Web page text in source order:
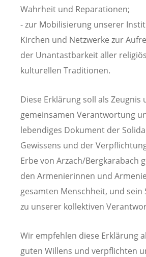
Wahrheit und Reparationen;
- zur Mobilisierung unserer
Kirchen und Netzwerke zur
der Unantastbarkeit aller
kulturellen Traditionen.
Diese Erklärung soll als Zeugnis
gemeinsamen Verantwortung
lebendiges Dokument der
Gewissens und der
Erbe von Arzach/Bergkarabach
den Armenierinnen und
gesamten Menschheit, und sein
zu unserer kollektiven
Wir empfehlen diese Erklärung
guten Willens und verpflichten